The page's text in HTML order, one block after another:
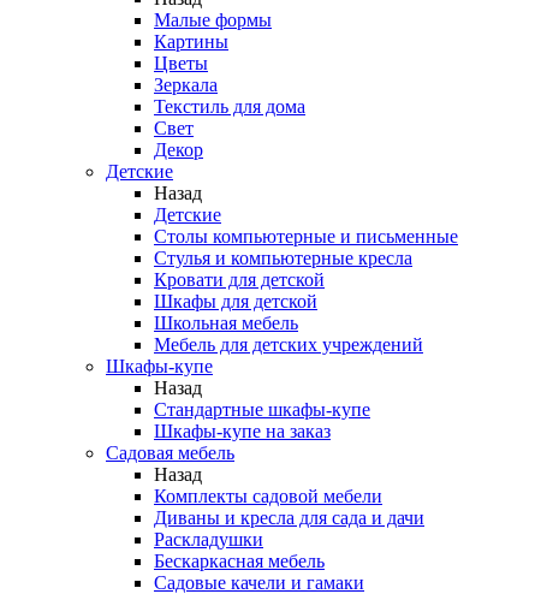
Малые формы
Картины
Цветы
Зеркала
Текстиль для дома
Свет
Декор
Детские
Назад
Детские
Столы компьютерные и письменные
Стулья и компьютерные кресла
Кровати для детской
Шкафы для детской
Школьная мебель
Мебель для детских учреждений
Шкафы-купе
Назад
Стандартные шкафы-купе
Шкафы-купе на заказ
Садовая мебель
Назад
Комплекты садовой мебели
Диваны и кресла для сада и дачи
Раскладушки
Бескаркасная мебель
Садовые качели и гамаки